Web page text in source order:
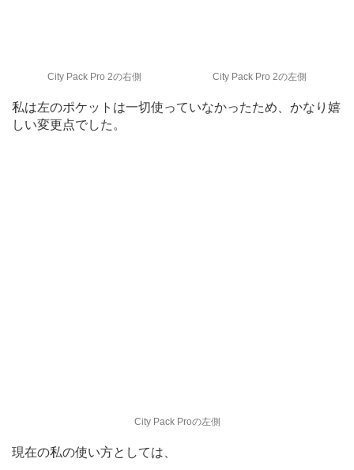
City Pack Pro 2の右側 City Pack Pro 2の左側
私は左のポケットは一切使っていなかったため、かなり嬉
しい変更点でした。
City Pack Proの左側
現在の私の使い方としては、